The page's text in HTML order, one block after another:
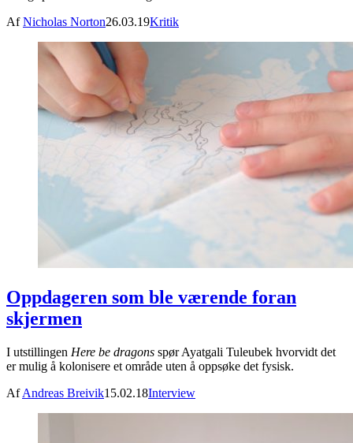
AfNicholas Norton26.03.19Kritik
Oppdageren som ble værende foran
skjermen
I utstillingen Here be dragons spør Ayatgali Tuleubek hvorvidt det
er mulig å kolonisere et område uten å oppsøke det fysisk.
AfAndreas Breivik15.02.18Interview